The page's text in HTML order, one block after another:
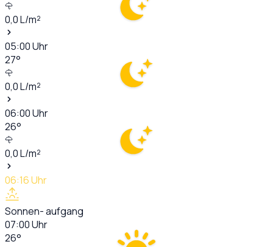
0,0L/m²
05:00Uhr
27°
0,0L/m²
06:00Uhr
26°
0,0L/m²
06:16Uhr
Sonnen- aufgang
07:00Uhr
26°